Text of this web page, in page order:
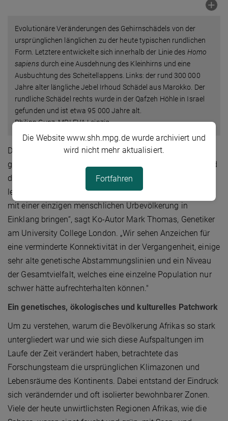
Evolutionäre Veränderungen des Gehirnschädels von der
ursprünglichen länglichen zu der heute typischen rundlichen
Form. Letztere entwickelte sich innerhalb der Linie des Homo
sapiens durch eine Ausdehnung des Kleinhirns und eine
Ausbuchtung des Scheitellappens. Links: der rund 300 000
Jahre alter längliche Jebel Irhoud Schädel aus Marokko. Der
rundliche Schädel rechts wurde in der Qafzeh Höhle in Israel
gefunden und ist etwa 95 000 Jahre alt.
Philipp Gunz, MPI EVA Leipzig
Die genetischen Befunde stehen damit in Einklang: „Die
genetischen Muster, die wir heute in Afrikanern sehen, und
die DNA aus den Skelettresten von Menschen, die in den
letzten 10.000 Jahren in Afrika lebten, lassen sich kaum
mit einer einzigen menschlichen Urbevölkerung in
Einklang bringen“, sagt Ko-Autor Mark Thomas, Genetiker
am University College London. „Wir sehen Anzeichen für
eine verminderte Konnektivität in der Vergangenheit, einige
sehr alte genetische Abstammungslinien und ein Niveau
der Gesamtvielfalt, welches eine einzelne Population nur
schwer hätte aufrechterhalten können."
Ein genetisches, ökologisches und kulturelles Patchwork
Um zu verstehen, warum die Bevölkerung Afrikas so stark
untergliedert war und wie sich diese Aufspaltungen im
Laufe der Zeit verändert haben, betrachtete das
Forschungsteam die ursprünglichen Klimazonen und
Lebensräume des Kontinents. Dabei entstand der Eindruck
sich verändernder und oft isolierter bewohnbarer Zonen.
Viele der heute unwirtlichsten Regionen Afrikas, wie die
Die Website www.shh.mpg.de wurde archiviert und
wird nicht mehr aktualisiert.
Fortfahren